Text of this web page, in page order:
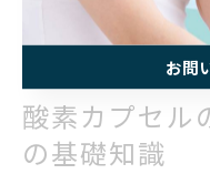
用しましょう。
酸素カプセル
の基礎知識
お問
お問